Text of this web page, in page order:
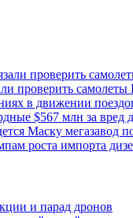
проверить самолеты
в движении
$567 млн за вред
Маску мегазавод
роста импорта